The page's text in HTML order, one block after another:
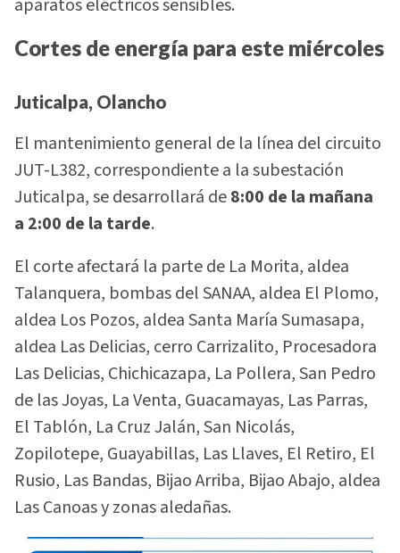
aparatos eléctricos sensibles.
Cortes de energía para este miércoles
Juticalpa, Olancho
El mantenimiento general de la línea del circuito
JUT-L382, correspondiente a la subestación
Juticalpa, se desarrollará de8:00 de la mañana
a 2:00 de la tarde.
El corte afectará la parte de La Morita, aldea
Talanquera, bombas del SANAA, aldea El Plomo,
aldea Los Pozos, aldea Santa María Sumasapa,
aldea Las Delicias, cerro Carrizalito, Procesadora
Las Delicias, Chichicazapa, La Pollera, San Pedro
de las Joyas, La Venta, Guacamayas, Las Parras,
El Tablón, La Cruz Jalán, San Nicolás,
Zopilotepe, Guayabillas, Las Llaves, El Retiro, El
Rusio, Las Bandas, Bijao Arriba, Bijao Abajo, aldea
Las Canoas y zonas aledañas.